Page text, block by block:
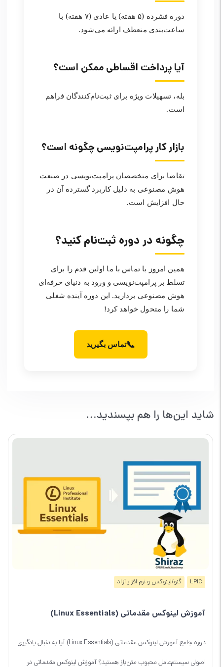
دوره فشرده (۵ هفته) یا عادی (۷ هفته) با
ساعت‌بندی منعطف ارائه می‌شود.
آیا پرداخت اقساطی ممکن است؟
بله، تسهیلات ویژه برای ثبت‌نام‌کنندگان فراهم
است.
بازار کار پرامپت‌نویسی چگونه است؟
تقاضا برای متخصصان پرامپت‌نویسی در صنعت
هوش مصنوعی به دلیل کاربرد گسترده آن در
حال افزایش است.
چگونه در دوره ثبت‌نام کنید؟
همین امروز با تماس با ما اولین قدم را برای
تسلط بر پرامپت‌نویسی و ورود به دنیای حرفه‌ای
هوش مصنوعی بردارید. این دوره آینده شغلی
شما را متحول خواهد کرد!
📞تماس بگیرید
شاید این‌ها را هم بپسندید…
LPIC گنو/لینوکس و نرم افزار آزاد
آموزش لینوکس مقدماتی (Linux Essentials)
دوره جامع آموزش لینوکس مقدماتی (Linux Essentials) آیا به دنبال یادگیری
اصولی سیستم‌عامل محبوب متن‌باز هستید؟ آموزش لینوکس مقدماتی در